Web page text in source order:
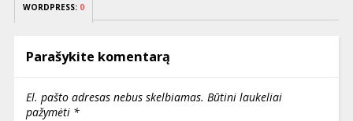
WORDPRESS: 0
Parašykite komentarą
El. pašto adresas nebus skelbiamas. Būtini laukeliai
pažymėti *